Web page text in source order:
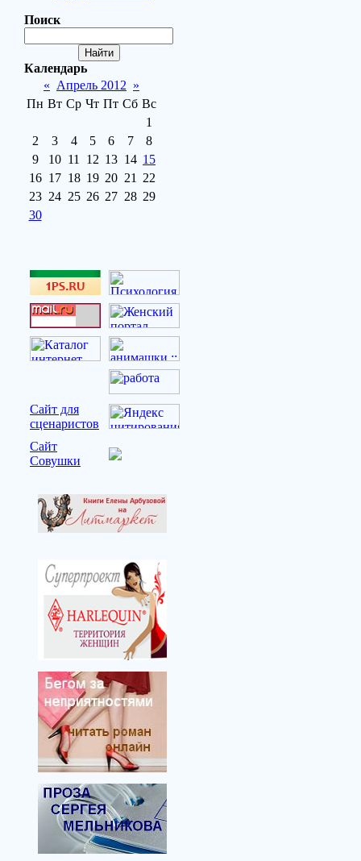
Поиск
Календарь
« Апрель 2012 »
Пн Вт Ср Чт Пт Сб Вс
1
2
3 4 5 6 7
8
9
10 11 12 13 14 15
16 17 18 19 20 21
22
23 24 25 26 27 28 29
30
Сайт для
сценаристов
Сайт
Совушки